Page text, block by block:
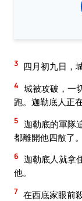
3 四月初九日，
4 城被攻破，一
跑。迦勒底人正
5 迦勒底的軍隊
都離開他四散了。
6 迦勒底人就拿
他。
7 在西底家眼前